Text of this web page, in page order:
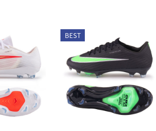
BEST